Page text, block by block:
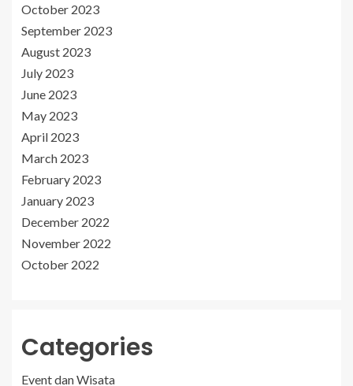
October 2023
September 2023
August 2023
July 2023
June 2023
May 2023
April 2023
March 2023
February 2023
January 2023
December 2022
November 2022
October 2022
Categories
Event dan Wisata